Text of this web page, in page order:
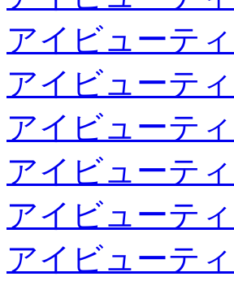
アイビューテ
アイビューテ
アイビューテ
アイビューテ
アイビューテ
アイビューテ